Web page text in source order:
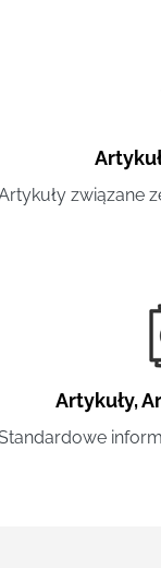
związane
Artykuły,